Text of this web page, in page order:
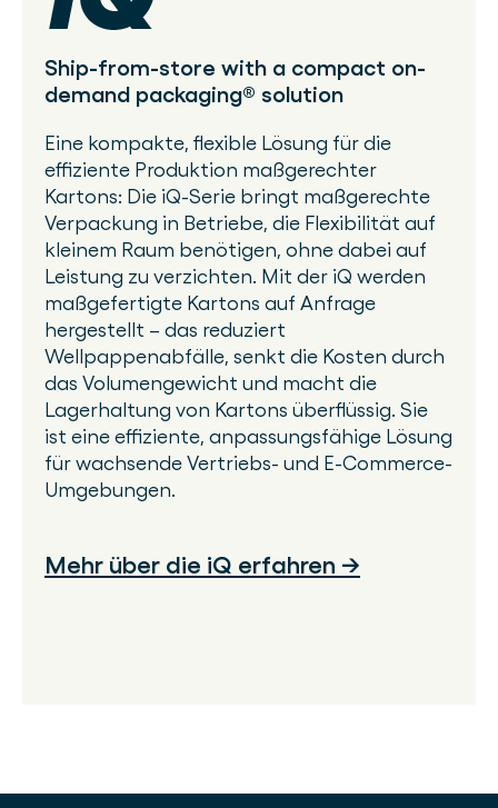
Ship-from-store with a compact on-
demand packaging® solution
Eine kompakte, flexible Lösung für die
effiziente Produktion maßgerechter
Kartons: Die iQ-Serie bringt maßgerechte
Verpackung in Betriebe, die Flexibilität auf
kleinem Raum benötigen, ohne dabei auf
Leistung zu verzichten. Mit der iQ werden
maßgefertigte Kartons auf Anfrage
hergestellt – das reduziert
Wellpappenabfälle, senkt die Kosten durch
das Volumengewicht und macht die
Lagerhaltung von Kartons überflüssig. Sie
ist eine effiziente, anpassungsfähige Lösung
für wachsende Vertriebs- und E-Commerce-
Umgebungen.
Mehr über die iQ erfahren →